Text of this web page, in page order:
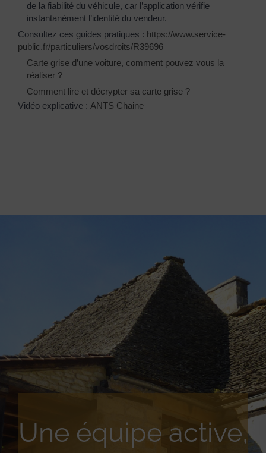
de la fiabilité du véhicule, car l’application vérifie
instantanément l’identité du vendeur.
Consultez ces guides pratiques : https://www.service-
public.fr/particuliers/vosdroits/R39696
Carte grise d’une voiture, comment pouvez vous la
réaliser ?
Comment lire et décrypter sa carte grise ?
Vidéo explicative : ANTS Chaine
Une équipe active,